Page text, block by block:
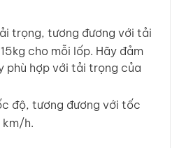
trọng, tương đương với tải
cho mỗi lốp. Hãy đảm
phù hợp với tải trọng của
độ, tương đương với tốc
h.